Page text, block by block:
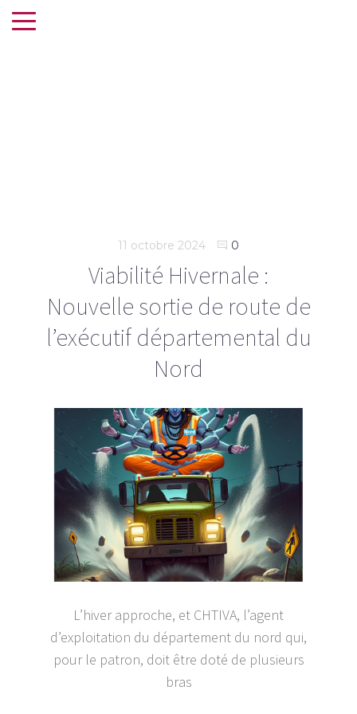
11 octobre 2024 0
Viabilité Hivernale :
Nouvelle sortie de route de
l’exécutif départemental du
Nord
L’hiver approche, et CHTIVA, l’agent
d’exploitation du département du nord qui,
pour le patron, doit être doté de plusieurs
bras